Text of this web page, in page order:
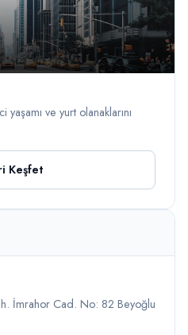
ve yurt olanaklarını
Keşfet
İmrahor Cad. No: 82 Beyoğlu